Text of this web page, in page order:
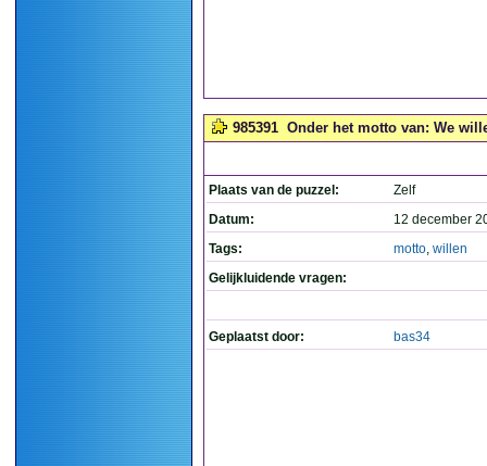
985391 Onder het motto van: We
Plaats van de puzzel:
Zelf
Datum:
12 december
Tags:
motto, willen
Gelijkluidende vragen:
Geplaatst door: bas34